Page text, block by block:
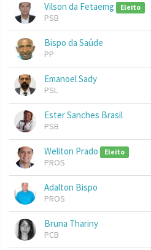
Vilson da Fetaemg Eleito
PSB
Bispo da Saúde
PP
Emanoel Sady
PSL
Ester Sanches Brasil
PSB
Weliton Prado Eleito
PROS
Adalton Bispo
PROS
Bruna Thariny
PCB